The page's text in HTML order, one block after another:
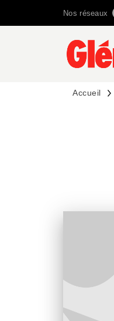
Nos réseaux
Accueil